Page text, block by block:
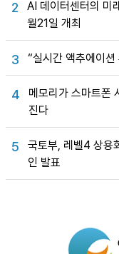
2
AI 데이터센터의
월21일 개최
3 “실시간 액추에이션
4
메모리가 스마트폰
진다
5
국토부, 레벨4 상용
인 발표